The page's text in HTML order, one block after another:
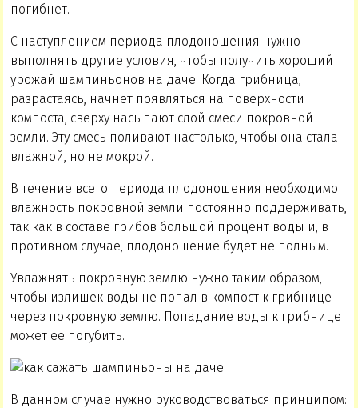
погибнет.
С наступлением периода плодоношения нужно
выполнять другие условия, чтобы получить хороший
урожай шампиньонов на даче. Когда грибница,
разрастаясь, начнет появляться на поверхности
компоста, сверху насыпают слой смеси покровной
земли. Эту смесь поливают настолько, чтобы она стала
влажной, но не мокрой.
В течение всего периода плодоношения необходимо
влажность покровной земли постоянно поддерживать,
так как в составе грибов большой процент воды и, в
противном случае, плодоношение будет не полным.
Увлажнять покровную землю нужно таким образом,
чтобы излишек воды не попал в компост к грибнице
через покровную землю. Попадание воды к грибнице
может ее погубить.
В данном случае нужно руководствоваться принципом: